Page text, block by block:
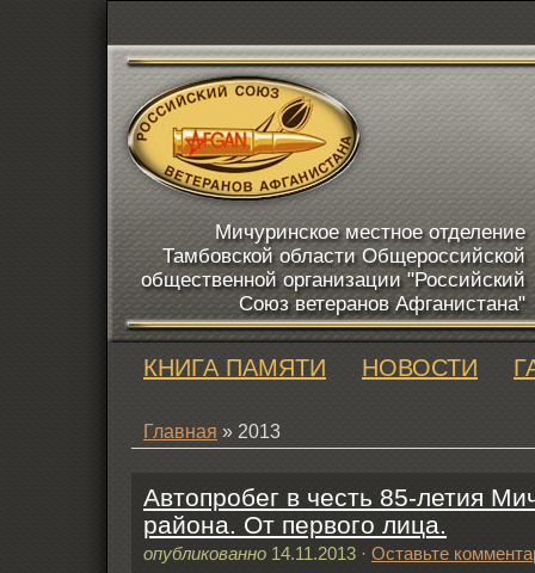
Мичуринское местное отделение
Тамбовской области Общероссийской
общественной организации "Российский
Союз ветеранов Афганистана"
КНИГА ПАМЯТИ НОВОСТИ
Главная » 2013
Автопробег в честь 85-летия
района. От первого лица.
опубликованно 14.11.2013 · Оставьте